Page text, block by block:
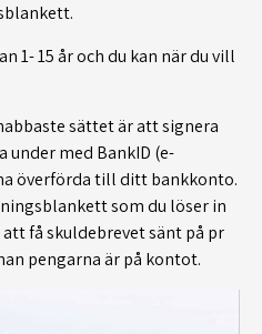
1- 15 år och du kan när du vill
sättet är att signera
under med BankID (e-
överförda till ditt bankkonto.
som du löser in
få skuldebrevet sänt på pr
pengarna är på kontot.